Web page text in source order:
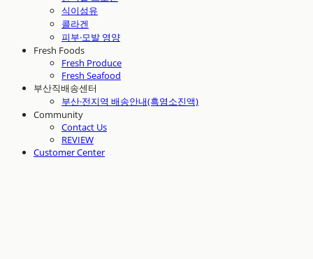
식이섬유
콜라겐
피부·모발 영양
Fresh Foods
Fresh Produce
Fresh Seafood
부산직배송센터
부산·전지역 배송안내(흑염소진액)
Community
Contact Us
REVIEW
Customer Center